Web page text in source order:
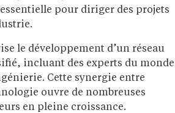
pour diriger des projets
le développement d’un réseau
incluant des experts du monde
Cette synergie entre
ouvre de nombreuses
en pleine croissance.